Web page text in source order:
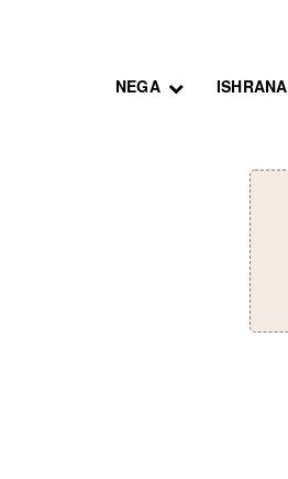
NEGA ISHRANA